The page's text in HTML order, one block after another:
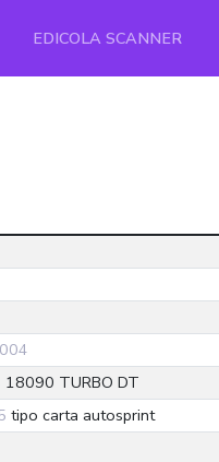
EDICOLA SCANNER
18090 TURBO DT
tipo carta autosprint